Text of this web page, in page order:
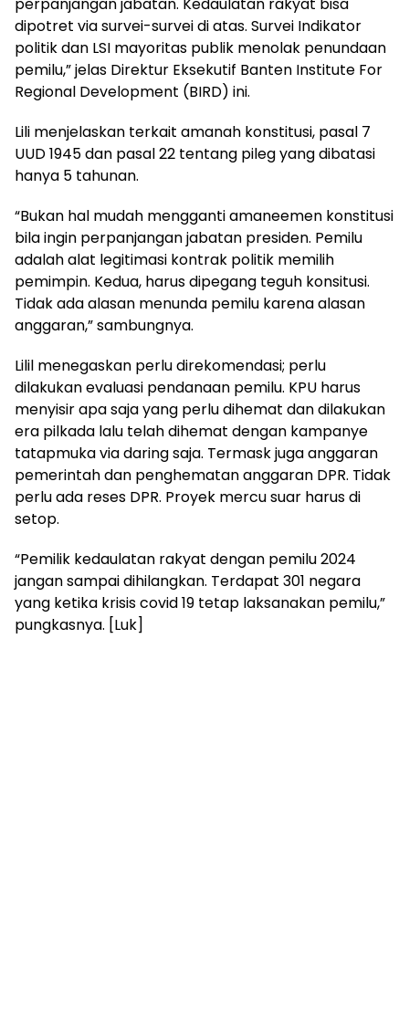
dipotret via survei-survei di atas. Survei Indikator
politik dan LSI mayoritas publik menolak penundaan
pemilu,” jelas Direktur Eksekutif Banten Institute For
Regional Development (BIRD) ini.
Lili menjelaskan terkait amanah konstitusi, pasal 7
UUD 1945 dan pasal 22 tentang pileg yang dibatasi
hanya 5 tahunan.
“Bukan hal mudah mengganti amaneemen konstitusi
bila ingin perpanjangan jabatan presiden. Pemilu
adalah alat legitimasi kontrak politik memilih
pemimpin. Kedua, harus dipegang teguh konsitusi.
Tidak ada alasan menunda pemilu karena alasan
anggaran,” sambungnya.
Lilil menegaskan perlu direkomendasi; perlu
dilakukan evaluasi pendanaan pemilu. KPU harus
menyisir apa saja yang perlu dihemat dan dilakukan
era pilkada lalu telah dihemat dengan kampanye
tatapmuka via daring saja. Termask juga anggaran
pemerintah dan penghematan anggaran DPR. Tidak
perlu ada reses DPR. Proyek mercu suar harus di
setop.
“Pemilik kedaulatan rakyat dengan pemilu 2024
jangan sampai dihilangkan. Terdapat 301 negara
yang ketika krisis covid 19 tetap laksanakan pemilu,”
pungkasnya. [Luk]